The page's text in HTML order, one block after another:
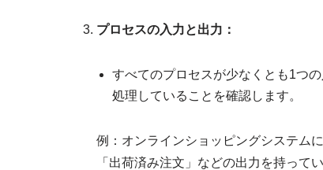
プロセスの入力と出力：
すべてのプロセスが少なくとも1つ
処理していることを確認します。
例：オンラインショッピングシステム
「出荷済み注文」などの出力を持って